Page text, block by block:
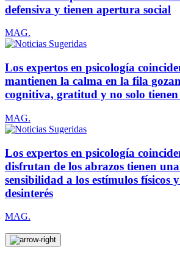
defensiva y tienen apertura social
MAG.
Los expertos en psicología
mantienen la calma en la fila
cognitiva, gratitud y no solo
MAG.
Los expertos en psicología
disfrutan de los abrazos tienen
sensibilidad a los estímulos físicos
desinterés
MAG.